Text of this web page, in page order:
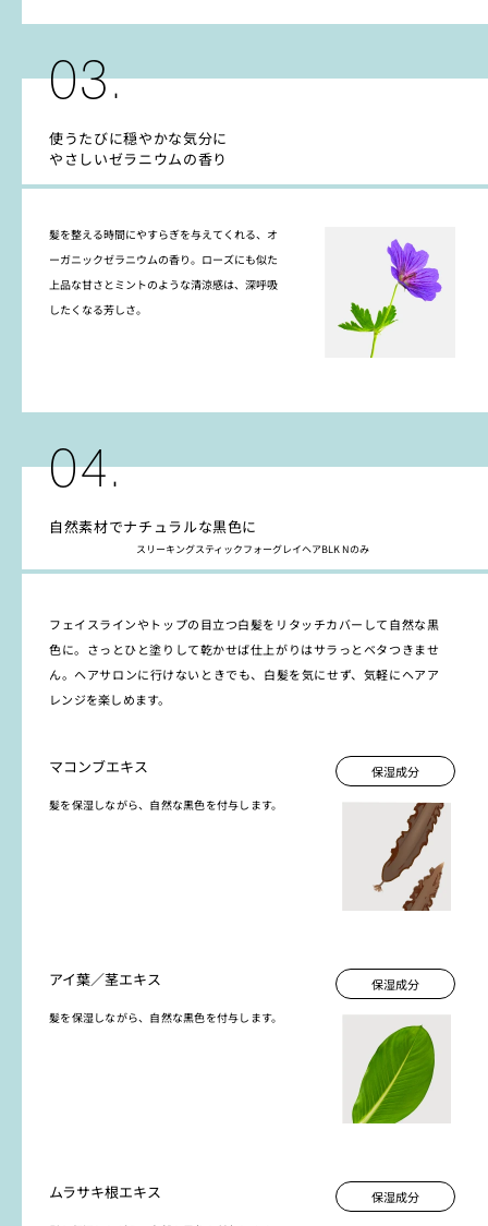
03.
使うたびに穏やかな気分に
やさしいゼラニウムの香り
髪を整える時間にやすらぎを与えてくれる、オ
ーガニックゼラニウムの香り。ローズにも似た
上品な甘さとミントのような清涼感は、深呼吸
したくなる芳しさ。
04.
自然素材でナチュラルな黒色に
スリーキングスティックフォーグレイヘアBLK Nのみ
フェイスラインやトップの目立つ白髪をリタッチカバーして自然な黒
色に。さっとひと塗りして乾かせば仕上がりはサラっとベタつきませ
ん。ヘアサロンに行けないときでも、白髪を気にせず、気軽にヘアア
レンジを楽しめます。
マコンブエキス
髪を保湿しながら、自然な黒色を付与します。
保湿成分
アイ葉／茎エキス
髪を保湿しながら、自然な黒色を付与します。
保湿成分
ムラサキ根エキス 保湿成分